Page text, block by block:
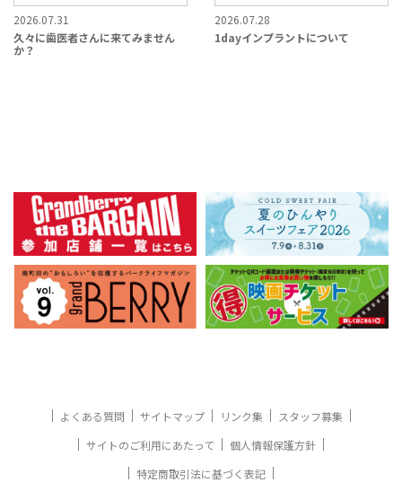
2026.07.31
久々に歯医者さんに来てみません
か？
2026.07.28
1dayインプラントについて
よくある質問 サイトマップ リンク集
スタッフ募集
サイトのご利用にあたって
個人情報保護方針
特定商取引法に基づく表記